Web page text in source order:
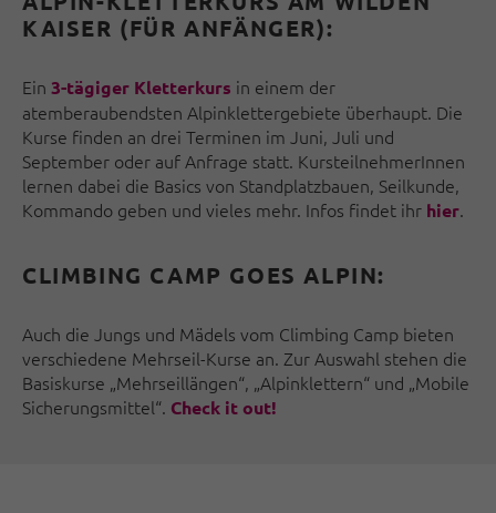
KAISER (FÜR ANFÄNGER):
Ein 3-tägiger Kletterkurs in einem der
atemberaubendsten Alpinklettergebiete überhaupt. Die
Kurse finden an drei Terminen im Juni, Juli und
September oder auf Anfrage statt. KursteilnehmerInnen
lernen dabei die Basics von Standplatzbauen, Seilkunde,
Kommando geben und vieles mehr. Infos findet ihr hier.
CLIMBING CAMP GOES ALPIN:
Auch die Jungs und Mädels vom Climbing Camp bieten
verschiedene Mehrseil-Kurse an. Zur Auswahl stehen die
Basiskurse „Mehrseillängen“, „Alpinklettern“ und „Mobile
Sicherungsmittel“. Check it out!